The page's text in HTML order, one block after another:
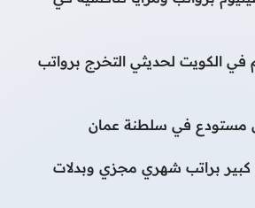
الكويت لحديثي التخرج برواتب
مستودع في سلطنة عمان
براتب شهري مجزي وبدلات